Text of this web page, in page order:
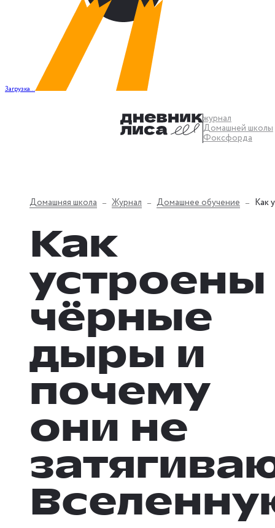
Загрузка...
журнал
Домашней школы
Фоксфорда
Домашняя школа Журнал Домашнее обучение Как
Как
устроены
чёрные
дыры и
почему
они не